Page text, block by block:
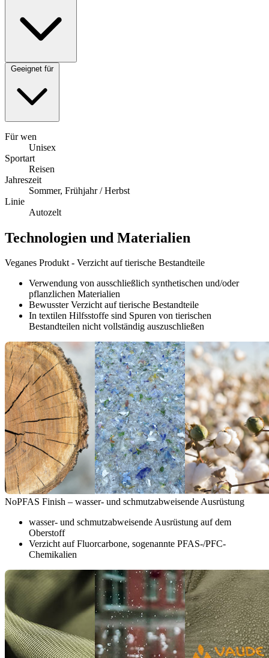
Geeignet für
Für wen
Unisex
Sportart
Reisen
Jahreszeit
Sommer, Frühjahr / Herbst
Linie
Autozelt
Technologien und Materialien
Veganes Produkt - Verzicht auf tierische Bestandteile
Verwendung von ausschließlich synthetischen und/oder
pflanzlichen Materialien
Bewusster Verzicht auf tierische Bestandteile
In textilen Hilfsstoffe sind Spuren von tierischen
Bestandteilen nicht vollständig auszuschließen
NoPFAS Finish – wasser- und schmutzabweisende Ausrüstung
wasser- und schmutzabweisende Ausrüstung auf dem
Oberstoff
Verzicht auf Fluorcarbone, sogenannte PFAS-/PFC-
Chemikalien